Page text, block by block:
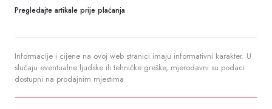
Pregledajte artikale prije plaćanja
Informacije i cijene na ovoj web stranici imaju informativni karakter. U
slučaju eventualne ljudske ili tehničke greške, mjerodavni su podaci
dostupni na prodajnim mjestima